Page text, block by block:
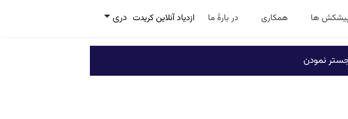
ها همکاری در بارۀ ما ازدیاد آنلاین کریدت دری
نمودن